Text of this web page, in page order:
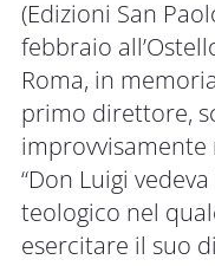
(Edizioni San
febbraio
Roma, in
primo direttore,
improvvisamente
“Don Luigi
teologico nel
esercitare il suo